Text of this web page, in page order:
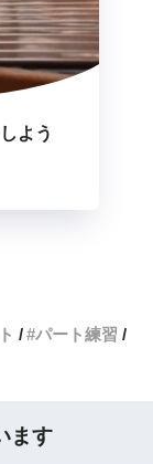
よう
パート練習
ます